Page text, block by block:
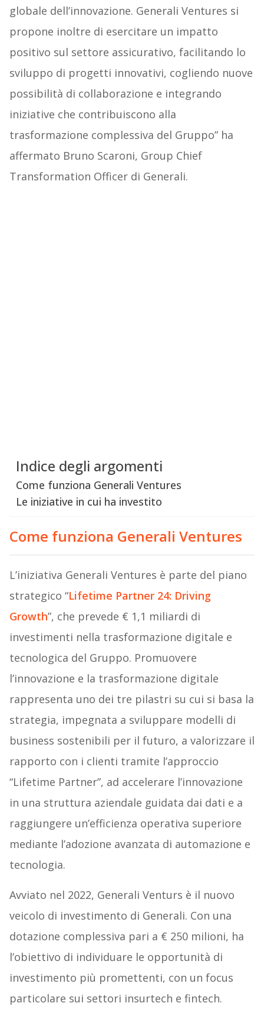
globale dell’innovazione. Generali Ventures si
propone inoltre di esercitare un impatto
positivo sul settore assicurativo, facilitando lo
sviluppo di progetti innovativi, cogliendo nuove
possibilità di collaborazione e integrando
iniziative che contribuiscono alla
trasformazione complessiva del Gruppo” ha
affermato Bruno Scaroni, Group Chief
Transformation Officer di Generali.
Indice degli argomenti
Come funziona Generali Ventures
Le iniziative in cui ha investito
Come funziona Generali Ventures
L’iniziativa Generali Ventures è parte del piano
strategico “Lifetime Partner 24: Driving
Growth”, che prevede € 1,1 miliardi di
investimenti nella trasformazione digitale e
tecnologica del Gruppo. Promuovere
l’innovazione e la trasformazione digitale
rappresenta uno dei tre pilastri su cui si basa la
strategia, impegnata a sviluppare modelli di
business sostenibili per il futuro, a valorizzare il
rapporto con i clienti tramite l’approccio
“Lifetime Partner”, ad accelerare l’innovazione
in una struttura aziendale guidata dai dati e a
raggiungere un’efficienza operativa superiore
mediante l’adozione avanzata di automazione e
tecnologia.
Avviato nel 2022, Generali Venturs è il nuovo
veicolo di investimento di Generali. Con una
dotazione complessiva pari a € 250 milioni, ha
l’obiettivo di individuare le opportunità di
investimento più promettenti, con un focus
particolare sui settori insurtech e fintech.